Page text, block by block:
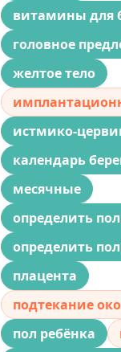
витамины для
головное
желтое тело
истмико-
календарь
месячные
определить
определить
плацента
подтекание
пол ребёнка